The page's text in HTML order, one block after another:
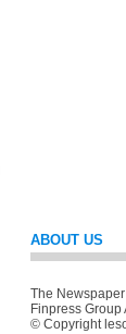
ABOUT US
The
Finpress Group
© Copyright